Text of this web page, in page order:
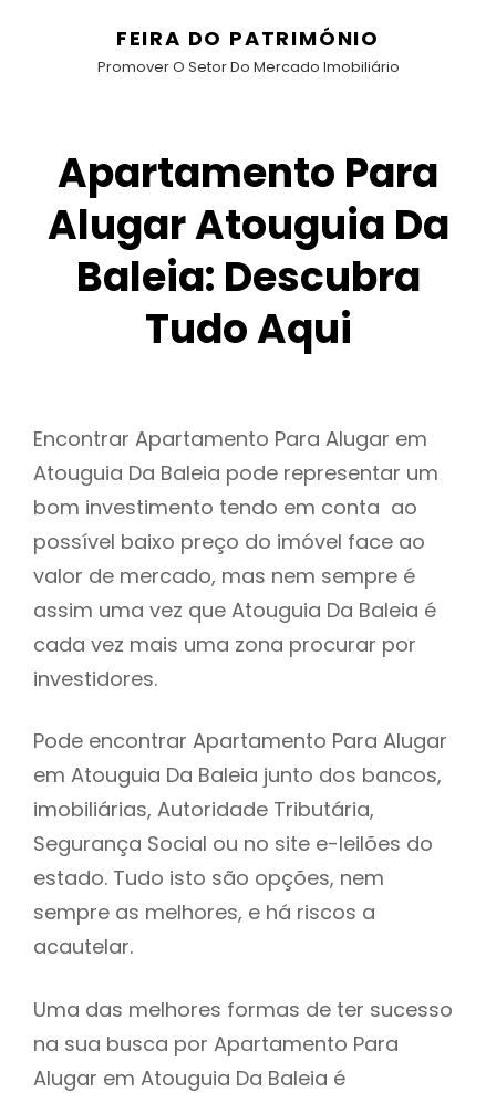
FEIRA DO PATRIMÓNIO
Promover O Setor Do Mercado Imobiliário
Apartamento Para
Alugar Atouguia Da
Baleia: Descubra
Tudo Aqui
Encontrar Apartamento Para Alugar em
Atouguia Da Baleia pode representar um
bom investimento tendo em conta ao
possível baixo preço do imóvel face ao
valor de mercado, mas nem sempre é
assim uma vez que Atouguia Da Baleia é
cada vez mais uma zona procurar por
investidores.
Pode encontrar Apartamento Para Alugar
em Atouguia Da Baleia junto dos bancos,
imobiliárias, Autoridade Tributária,
Segurança Social ou no site e-leilões do
estado. Tudo isto são opções, nem
sempre as melhores, e há riscos a
acautelar.
Uma das melhores formas de ter sucesso
na sua busca por Apartamento Para
Alugar em Atouguia Da Baleia é